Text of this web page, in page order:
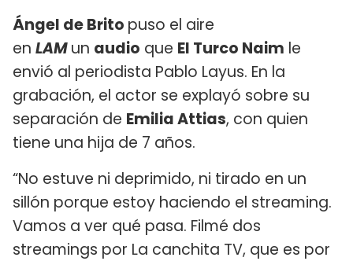
Ángel de Brito puso el aire
en LAMun audio que El Turco Naim le
envió al periodista Pablo Layus. En la
grabación, el actor se explayó sobre su
separación de Emilia Attias, con quien
tiene una hija de 7 años.
“No estuve ni deprimido, ni tirado en un
sillón porque estoy haciendo el streaming.
Vamos a ver qué pasa. Filmé dos
streamings por La canchita TV, que es por